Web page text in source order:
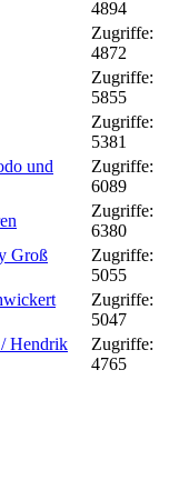
4894
Zugriffe:
4872
Zugriffe:
5855
Zugriffe:
5381
und
Zugriffe:
6089
Zugriffe:
6380
Groß
Zugriffe:
5055
Zugriffe:
5047
Hendrik
Zugriffe:
4765